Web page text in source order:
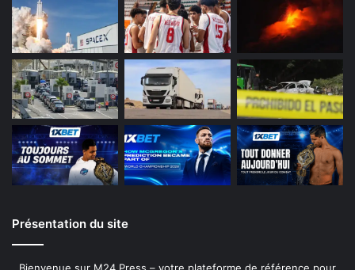
Présentation du site